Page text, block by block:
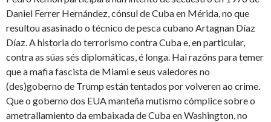
Daniel Ferrer Hernández, cónsul de Cuba en Mérida, no que
resultou asasinado o técnico de pesca cubano Artagnan Díaz
Díaz. A historia do terrorismo contra Cuba e, en particular,
contra as súas sés diplomáticas, é longa. Hai razóns para temer
que a mafia fascista de Miami e seus valedores no
(des)goberno de Trump están tentados por volveren ao crime.
Que o goberno dos EUA manteña mutismo cómplice sobre o
ametrallamiento da embaixada de Cuba en Washington, no